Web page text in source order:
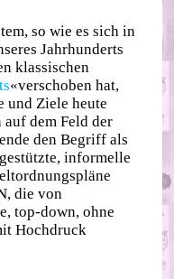
so wie es sich in
Jahrhunderts
klassischen
«verschoben hat,
und Ziele heute
dem Feld der
den Begriff als
informelle
die von
top‐​down, ohne
Hochdruck